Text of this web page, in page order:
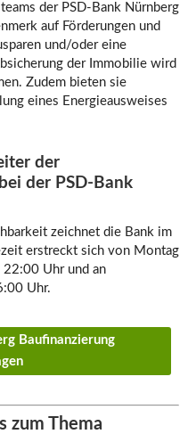
der PSD-Bank Nürnberg
auf Förderungen und
und/oder eine
der Immobilie wird
Zudem bieten sie
eines Energieausweises
der
der PSD-Bank
zeichnet die Bank im
erstreckt sich von Montag
22:00 Uhr und an
Uhr.
Baufinanzierung
zum Thema